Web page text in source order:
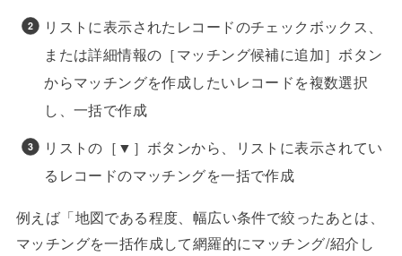
リストに表示されたレコードのチェックボックス、
または詳細情報の［マッチング候補に追加］ボタン
からマッチングを作成したいレコードを複数選択
し、一括で作成
リストの［▼］ボタンから、リストに表示されてい
るレコードのマッチングを一括で作成
例えば「地図である程度、幅広い条件で絞ったあとは、
マッチングを一括作成して網羅的にマッチング/紹介し